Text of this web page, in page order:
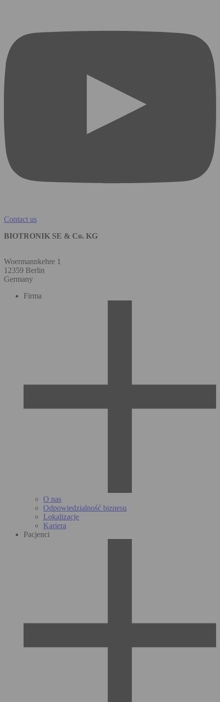
Contact us
BIOTRONIK SE & Co. KG
Woermannkehre 1
12359 Berlin
Germany
Firma
O nas
Odpowiedzialność biznesu
Lokalizacje
Kariera
Pacjenci